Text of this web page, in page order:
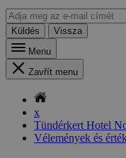
Küldés
Vissza
Menu
Zavřít menu
x
Tündérkert Hotel
Vélemények és